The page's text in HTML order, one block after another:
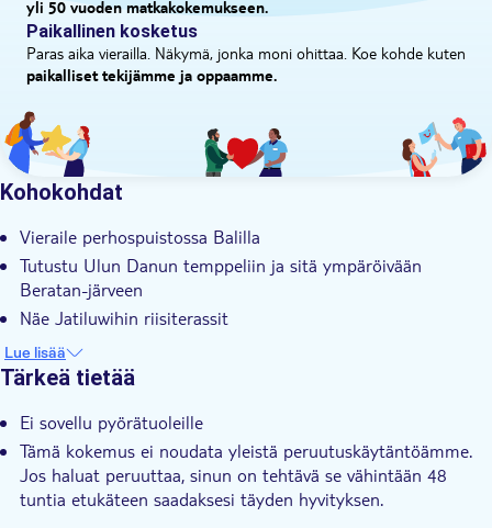
yli 50 vuoden matkakokemukseen.
Paikallinen kosketus
Paras aika vierailla. Näkymä, jonka moni ohittaa. Koe kohde kuten
paikalliset tekijämme ja oppaamme.
Kohokohdat
Vieraile perhospuistossa Balilla
Tutustu Ulun Danun temppeliin ja sitä ympäröivään
Beratan-järveen
Näe Jatiluwihin riisiterassit
Näe Leke-Leke-vesiputous Balin viidakossa
Asiantunteva paikallisopas, jolla on erinomainen tietämys
Lue lisää
Tärkeä tietää
Ei sovellu pyörätuoleille
Tämä kokemus ei noudata yleistä peruutuskäytäntöämme.
Jos haluat peruuttaa, sinun on tehtävä se vähintään 48
tuntia etukäteen saadaksesi täyden hyvityksen.